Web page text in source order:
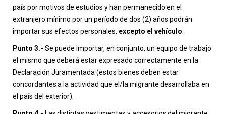
país por motivos de estudios y han permanecido en el
extranjero mínimo por un período de dos (2) años podrán
importar sus efectos personales, excepto el vehículo
Punto 3.- Se puede importar, en conjunto, un equipo de trabajo
el mismo que deberá estar expresado correctamente en la
Declaración Juramentada (estos bienes deben estar
concordantes a la actividad que el/la migrante desarrollaba en
el país del exterior).